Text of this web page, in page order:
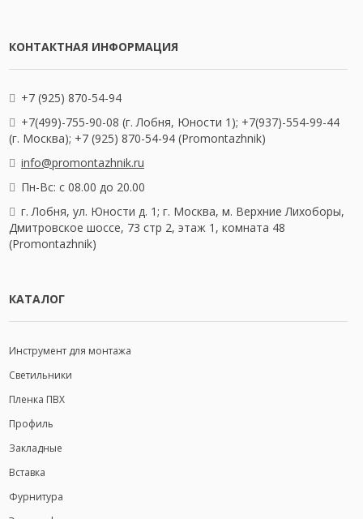
КОНТАКТНАЯ ИНФОРМАЦИЯ
+7 (925) 870-54-94
+7(499)-755-90-08 (г. Лобня, Юности 1); +7(937)-554-99-44
(г. Москва); +7 (925) 870-54-94 (Promontazhnik)
info@promontazhnik.ru
Пн-Вс: с 08.00 до 20.00
г. Лобня, ул. Юности д. 1; г. Москва, м. Верхние Лихоборы,
Дмитровское шоссе, 73 стр 2, этаж 1, комната 48
(Promontazhnik)
КАТАЛОГ
Инструмент для монтажа
Светильники
Пленка ПВХ
Профиль
Закладные
Вставка
Фурнитура